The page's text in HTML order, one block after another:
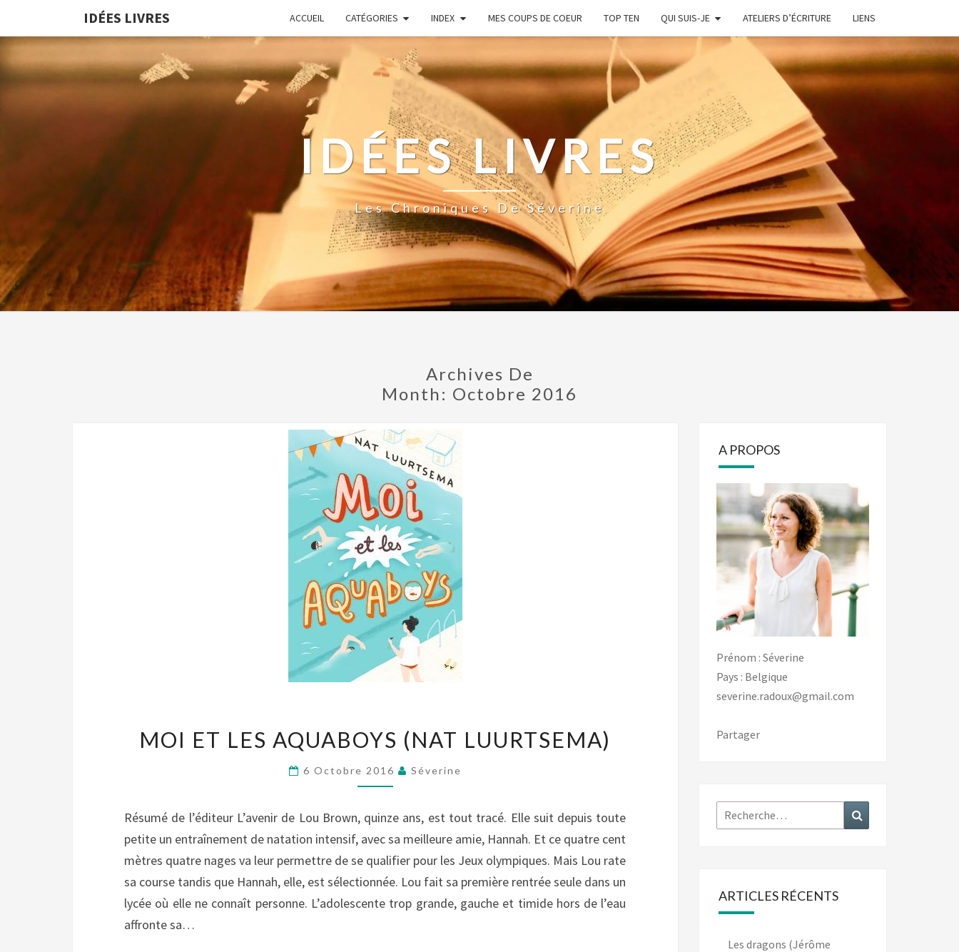
IDÉES LIVRES ACCUEIL CATÉGORIES INDEX MES COUPS DE COEUR TOP TEN QUI SUIS-JE ATELIERS D’ÉCRITURE LIENS
IDÉES LIVRES
Les Chroniques De Séverine
Archives De
Month: Octobre 2016
ET
LES
AQUABOYS
LUURTSEMA)
MOI ET LES AQUABOYS (NAT LUURTSEMA)
6 Octobre 2016 Séverine
Résumé de l’éditeur L’avenir de Lou Brown, quinze ans, est tout tracé. Elle suit depuis toute
petite un entraînement de natation intensif, avec sa meilleure amie, Hannah. Et ce quatre cent
mètres quatre nages va leur permettre de se qualifier pour les Jeux olympiques. Mais Lou rate
sa course tandis que Hannah, elle, est sélectionnée. Lou fait sa première rentrée seule dans un
lycée où elle ne connaît personne. L’adolescente trop grande, gauche et timide hors de l’eau
affronte sa…
A PROPOS
Prénom : Séverine
Pays : Belgique
severine.radoux@gmail.com
Partager
Rechercher :
ARTICLES RÉCENTS
Les dragons (Jérôme